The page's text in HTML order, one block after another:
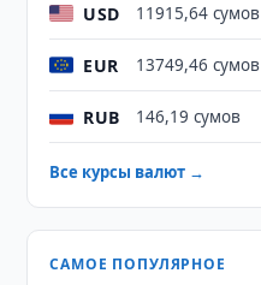
USD 11915,64 сумов
EUR 13749,46 сумов
RUB 146,19 сумов
Все курсы валют →
САМОЕ ПОПУЛЯРНОЕ